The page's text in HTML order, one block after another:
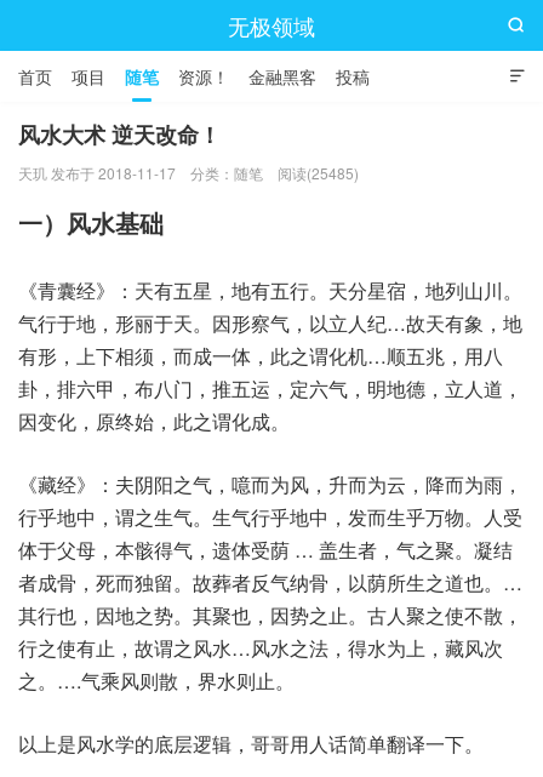
无极领域

首页 项目 随笔 资源！ 金融黑客 投稿

风水大术 逆天改命！
天玑 发布于 2018-11-17 分类： 随笔 阅读(25485)
一）风水基础
《青囊经》：天有五星，地有五行。天分星宿，地列山川。
气行于地，形丽于天。因形察气，以立人纪…故天有象，地
有形，上下相须，而成一体，此之谓化机…顺五兆，用八
卦，排六甲，布八门，推五运，定六气，明地德，立人道，
因变化，原终始，此之谓化成。
《藏经》：夫阴阳之气，噫而为风，升而为云，降而为雨，
行乎地中，谓之生气。生气行乎地中，发而生乎万物。人受
体于父母，本骸得气，遗体受荫 … 盖生者，气之聚。凝结
者成骨，死而独留。故葬者反气纳骨，以荫所生之道也。…
其行也，因地之势。其聚也，因势之止。古人聚之使不散，
行之使有止，故谓之风水…风水之法，得水为上，藏风次
之。….气乘风则散，界水则止。
以上是风水学的底层逻辑，哥哥用人话简单翻译一下。